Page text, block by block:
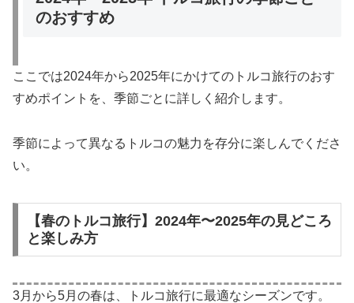
のおすすめ
ここでは2024年から2025年にかけてのトルコ旅行のおす
すめポイントを、季節ごとに詳しく紹介します。
季節によって異なるトルコの魅力を存分に楽しんでくださ
い。
【春のトルコ旅行】2024年〜2025年の見どころ
と楽しみ方
3月から5月の春は、トルコ旅行に最適なシーズンです。